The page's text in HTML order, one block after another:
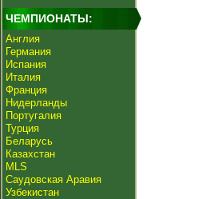
ЧЕМПИОНАТЫ:
Англия
Германия
Испания
Италия
Франция
Нидерланды
Португалия
Турция
Беларусь
Казахстан
MLS
Саудовская Аравия
Узбекистан